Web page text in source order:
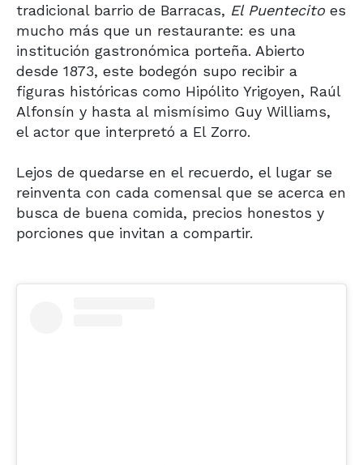
tradicional barrio de Barracas, El Puentecito es
mucho más que un restaurante: es una
institución gastronómica porteña. Abierto
desde 1873, este bodegón supo recibir a
figuras históricas como Hipólito Yrigoyen, Raúl
Alfonsín y hasta al mismísimo Guy Williams,
el actor que interpretó a El Zorro.
Lejos de quedarse en el recuerdo, el lugar se
reinventa con cada comensal que se acerca en
busca de buena comida, precios honestos y
porciones que invitan a compartir.